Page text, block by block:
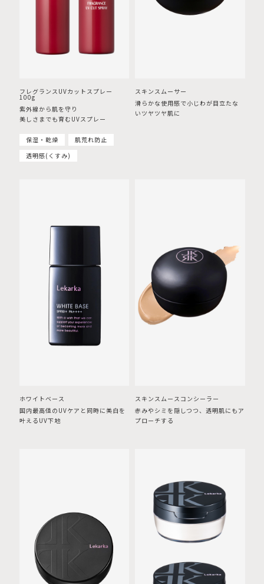
フレグランスUVカットスプレー
100g
紫外線から肌を守り
美しさまでも育むUVスプレー
保湿・乾燥
肌荒れ防止
透明感(くすみ)
スキンスムーサー
滑らかな使用感で小じわが目立たな
いツヤツヤ肌に
ホワイトベース
国内最高値のUVケアと同時に美白を
叶えるUV下地
スキンスムースコンシーラー
赤みやシミを隠しつつ、透明肌にもア
プローチする